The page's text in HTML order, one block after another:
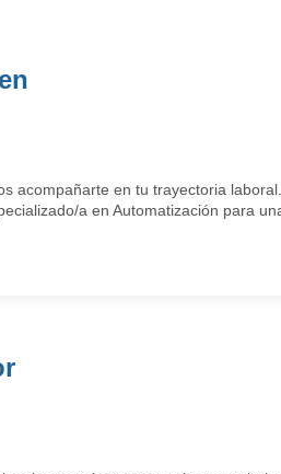
acompañarte en tu trayectoria
a en Automatización para